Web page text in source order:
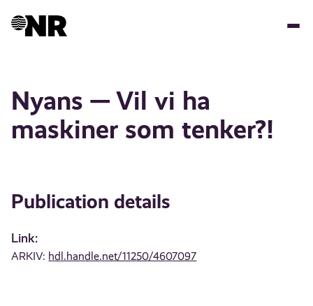
Nyans — Vil vi ha
maskiner som tenker?!
Publication details
Link:
ARKIV: hdl.handle.net/11250/4607097